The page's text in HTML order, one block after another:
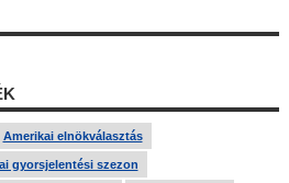
Amerikai elnökválasztás
gyorsjelentési szezon